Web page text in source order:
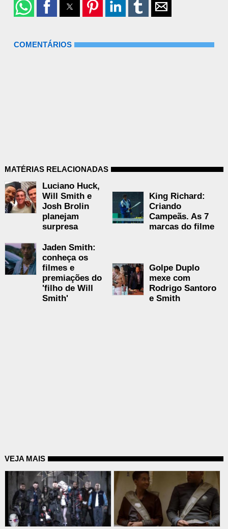
COMENTÁRIOS
MATÉRIAS RELACIONADAS
Luciano Huck,
Will Smith e
Josh Brolin
planejam
surpresa
King Richard:
Criando
Campeãs. As 7
marcas do filme
Jaden Smith:
conheça os
filmes e
premiações do
'filho de Will
Smith'
Golpe Duplo
mexe com
Rodrigo Santoro
e Smith
VEJA MAIS